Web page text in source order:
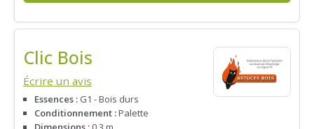
Clic Bois
Écrire un avis
Essences : G1 - Bois durs
Conditionnement :Palette